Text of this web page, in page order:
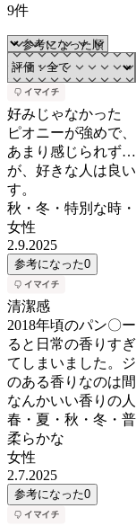
9件
好みじゃなかった
ピオニーが強めで
あまり感じられず
が、好きな人は良
す。
秋・冬・特別な時
女性
2.9.2025
参考になった0
清潔感
2018年頃のパン〇
ると日常の香りす
てしまいました。
のある香りなのは
なんかいい香りの
春・夏・秋・冬・
柔らかな
女性
2.7.2025
参考になった0